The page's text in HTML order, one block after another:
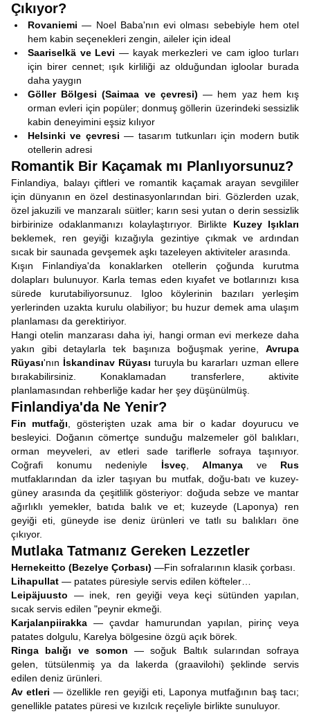
Çıkıyor?
Rovaniemi — Noel Baba'nın evi olması sebebiyle hem otel
hem kabin seçenekleri zengin, aileler için ideal
Saariselkä ve Levi — kayak merkezleri ve cam igloo turları
için birer cennet; ışık kirliliği az olduğundan igloolar burada
daha yaygın
Göller Bölgesi (Saimaa ve çevresi) — hem yaz hem kış
orman evleri için popüler; donmuş göllerin üzerindeki sessizlik
kabin deneyimini eşsiz kılıyor
Helsinki ve çevresi — tasarım tutkunları için modern butik
otellerin adresi
Romantik Bir Kaçamak mı Planlıyorsunuz?
Finlandiya, balayı çiftleri ve romantik kaçamak arayan sevgililer
için dünyanın en özel destinasyonlarından biri. Gözlerden uzak,
özel jakuzili ve manzaralı süitler; karın sesi yutan o derin sessizlik
birbirinize odaklanmanızı kolaylaştırıyor. Birlikte Kuzey Işıkları
beklemek, ren geyiği kızağıyla gezintiye çıkmak ve ardından
sıcak bir saunada gevşemek aşkı tazeleyen aktiviteler arasında.
Kışın Finlandiya'da konaklarken otellerin çoğunda kurutma
dolapları bulunuyor. Karla temas eden kıyafet ve botlarınızı kısa
sürede kurutabiliyorsunuz. Igloo köylerinin bazıları yerleşim
yerlerinden uzakta kurulu olabiliyor; bu huzur demek ama ulaşım
planlaması da gerektiriyor.
Hangi otelin manzarası daha iyi, hangi orman evi merkeze daha
yakın gibi detaylarla tek başınıza boğuşmak yerine, Avrupa
Rüyası'nın İskandinav Rüyası turuyla bu kararları uzman ellere
bırakabilirsiniz. Konaklamadan transferlere, aktivite
planlamasından rehberliğe kadar her şey düşünülmüş.
Finlandiya'da Ne Yenir?
Fin mutfağı , gösterişten uzak ama bir o kadar doyurucu ve
besleyici. Doğanın cömertçe sunduğu malzemeler göl balıkları,
orman meyveleri, av etleri sade tariflerle sofraya taşınıyor.
Coğrafi konumu nedeniyle İsveç, Almanya ve Rus
mutfaklarından da izler taşıyan bu mutfak, doğu-batı ve kuzey-
güney arasında da çeşitlilik gösteriyor: doğuda sebze ve mantar
ağırlıklı yemekler, batıda balık ve et; kuzeyde (Laponya) ren
geyiği eti, güneyde ise deniz ürünleri ve tatlı su balıkları öne
çıkıyor.
Mutlaka Tatmanız Gereken Lezzetler
Hernekeitto (Bezelye Çorbası) —Fin sofralarının klasik çorbası.
Lihapullat — patates püresiyle servis edilen köfteler…
Leipäjuusto — inek, ren geyiği veya keçi sütünden yapılan,
sıcak servis edilen "peynir ekmeği.
Karjalanpiirakka — çavdar hamurundan yapılan, pirinç veya
patates dolgulu, Karelya bölgesine özgü açık börek.
Ringa balığı ve somon — soğuk Baltık sularından sofraya
gelen, tütsülenmiş ya da lakerda (graavilohi) şeklinde servis
edilen deniz ürünleri.
Av etleri — özellikle ren geyiği eti, Laponya mutfağının baş tacı;
genellikle patates püresi ve kızılcık reçeliyle birlikte sunuluyor.